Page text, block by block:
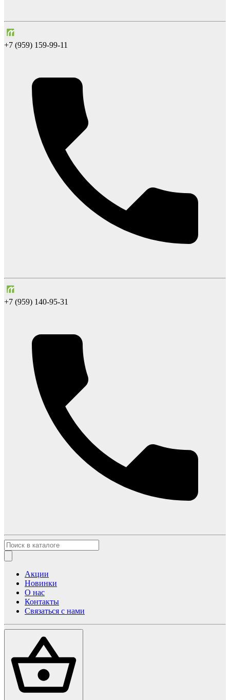
+7 (959) 159-99-11
+7 (959) 140-95-31
Акции
Новинки
О нас
Контакты
Связаться с нами